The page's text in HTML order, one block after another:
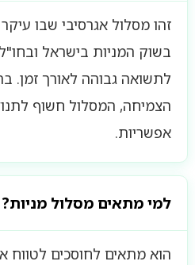
זהו מסלול אגרסיבי שבו
בשוק המניות בישראל
לתשואה גבוהה לאורך זמן.
הצמיחה, המסלול חשוף
אפשריות.
למי מתאים מסלול מניות?
הוא מתאים לחוסכים לטווח